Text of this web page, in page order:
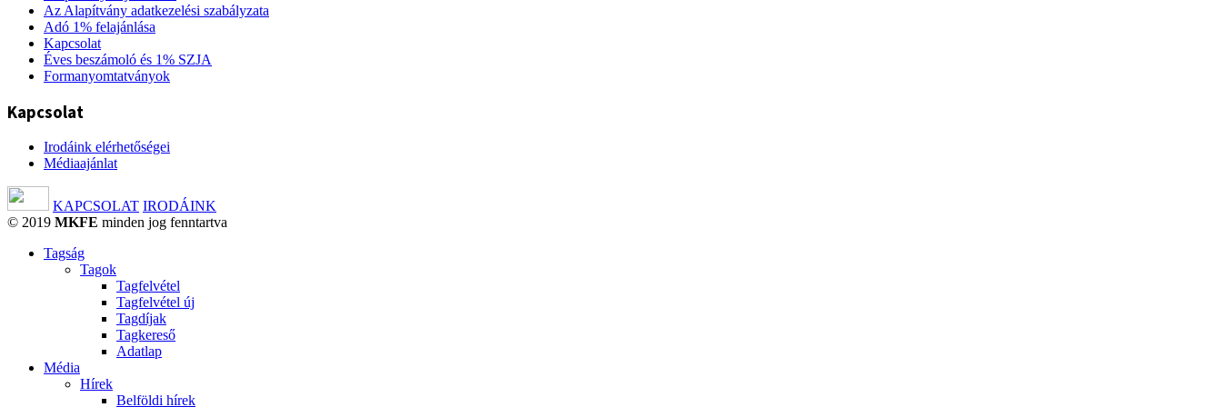
Az Alapítvány adatkezelési szabályzata
Adó 1% felajánlása
Kapcsolat
Éves beszámoló és 1% SZJA
Formanyomtatványok
Kapcsolat
Irodáink elérhetőségei
Médiaajánlat
KAPCSOLAT IRODÁINK
© 2019 MKFE minden jog fenntartva
Tagság
Tagok
Tagfelvétel
Tagfelvétel új
Tagdíjak
Tagkereső
Adatlap
Média
Hírek
Belföldi hírek